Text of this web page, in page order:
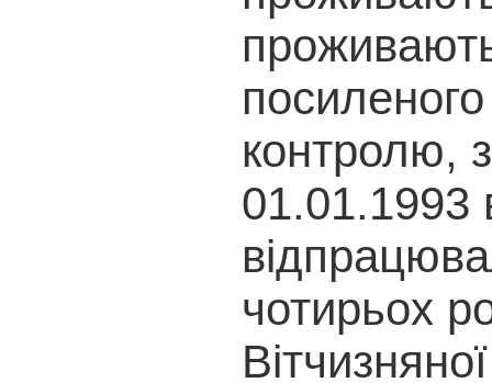
посиленого
контролю,
01.01.1993
чотирьох